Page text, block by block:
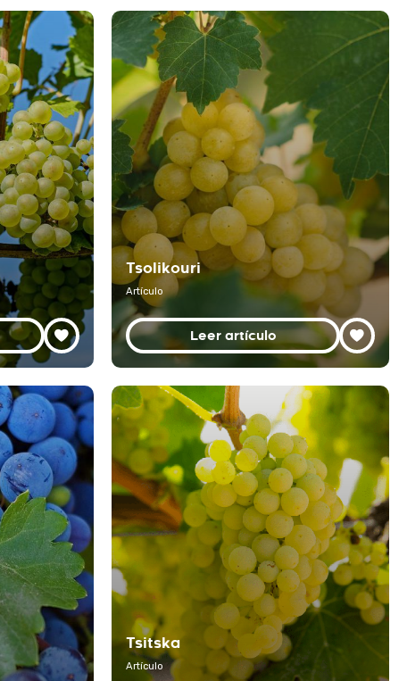
Tsolikouri
Artículo
Leer artículo
Tsitska
Artículo